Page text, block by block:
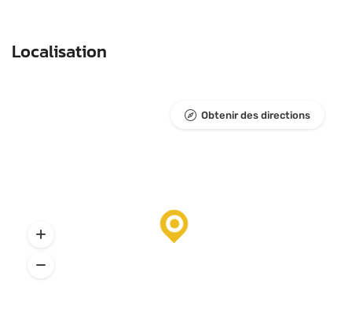
Localisation
Obtenir des directions